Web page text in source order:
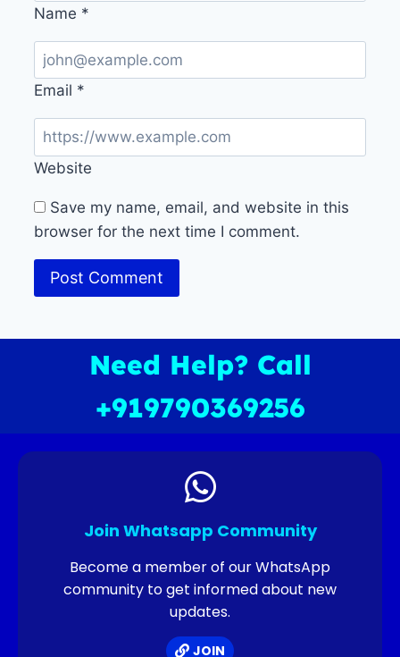
Name *
Email *
Website
Save my name, email, and website in this
browser for the next time I comment.
Need Help? Call
+919790369256
Join Whatsapp Community
Become a member of our WhatsApp
community to get informed about new
updates.
JOIN